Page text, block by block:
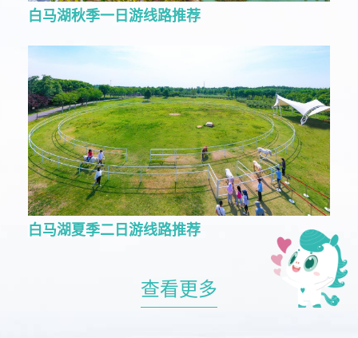
白马湖秋季一日游线路推荐
白马湖夏季二日游线路推荐
查看更多